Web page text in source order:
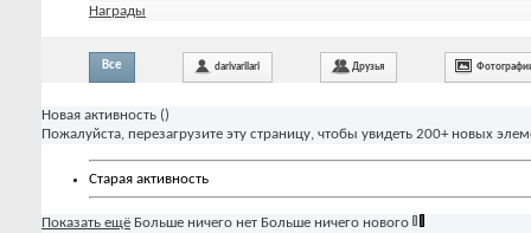
Награды
Все darivarilari Друзья
Новая активность ()
Пожалуйста, перезагрузите эту страницу, чтобы увидеть 200+ новых
Старая активность
Показать ещё Больше ничего нет Больше ничего нового